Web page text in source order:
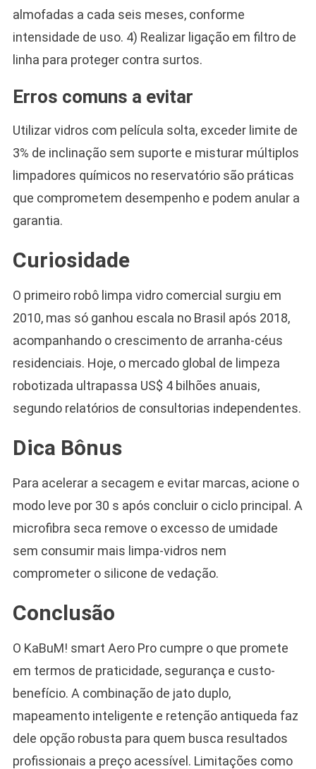
almofadas a cada seis meses, conforme
intensidade de uso. 4) Realizar ligação em filtro de
linha para proteger contra surtos.
Erros comuns a evitar
Utilizar vidros com película solta, exceder limite de
3% de inclinação sem suporte e misturar múltiplos
limpadores químicos no reservatório são práticas
que comprometem desempenho e podem anular a
garantia.
Curiosidade
O primeiro robô limpa vidro comercial surgiu em
2010, mas só ganhou escala no Brasil após 2018,
acompanhando o crescimento de arranha-céus
residenciais. Hoje, o mercado global de limpeza
robotizada ultrapassa US$ 4 bilhões anuais,
segundo relatórios de consultorias independentes.
Dica Bônus
Para acelerar a secagem e evitar marcas, acione o
modo leve por 30 s após concluir o ciclo principal. A
microfibra seca remove o excesso de umidade
sem consumir mais limpa-vidros nem
comprometer o silicone de vedação.
Conclusão
O KaBuM! smart Aero Pro cumpre o que promete
em termos de praticidade, segurança e custo-
benefício. A combinação de jato duplo,
mapeamento inteligente e retenção antiqueda faz
dele opção robusta para quem busca resultados
profissionais a preço acessível. Limitações como